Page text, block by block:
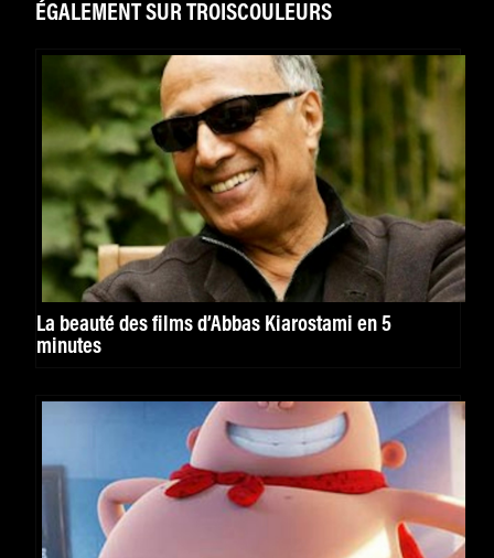
ÉGALEMENT SUR TROISCOULEURS
La beauté des films d’Abbas Kiarostami en 5
minutes